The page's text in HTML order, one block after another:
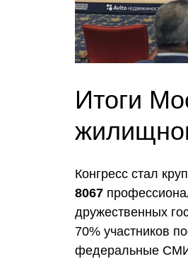
Итоги
Конгресс стал
8067
дружественных
70% участников
федеральные СМИ